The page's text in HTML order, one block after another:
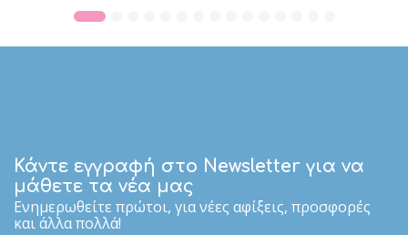
Κάντε εγγραφή στο Newsletter για να
μάθετε τα νέα μας
Eνημερωθείτε πρώτοι, για νέες αφίξεις, προσφορές
και άλλα πολλά!